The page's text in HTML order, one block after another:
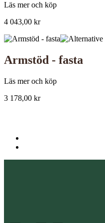
Läs mer och köp
4 043,00 kr
Armstöd - fasta
Läs mer och köp
3 178,00 kr